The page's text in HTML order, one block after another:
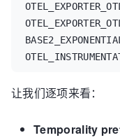
让我们逐项来看：
Temporality